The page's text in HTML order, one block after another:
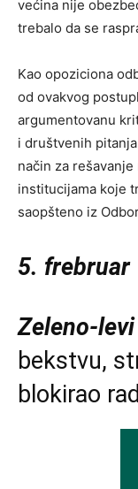
većina nije
trebalo da se
Kao opoziciona
od ovakvog
argumentovanu
i društvenih
način za
institucijama koje
saopšteno iz
5. frebruar
Zeleno-
bekstvu,
blokirao